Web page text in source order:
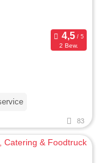
2 Bew.
83